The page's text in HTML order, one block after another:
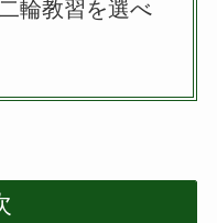
輪教習を選べ